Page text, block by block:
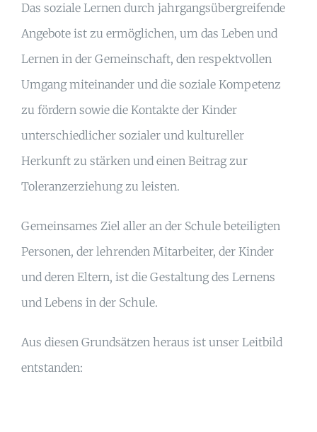
Das soziale Lernen durch jahrgangsübergreifende
Angebote ist zu ermöglichen, um das Leben und
Lernen in der Gemeinschaft, den respektvollen
Umgang miteinander und die soziale Kompetenz
zu fördern sowie die Kontakte der Kinder
unterschiedlicher sozialer und kultureller
Herkunft zu stärken und einen Beitrag zur
Toleranzerziehung zu leisten.
Gemeinsames Ziel aller an der Schule beteiligten
Personen, der lehrenden Mitarbeiter, der Kinder
und deren Eltern, ist die Gestaltung des Lernens
und Lebens in der Schule.
Aus diesen Grundsätzen heraus ist unser Leitbild
entstanden: